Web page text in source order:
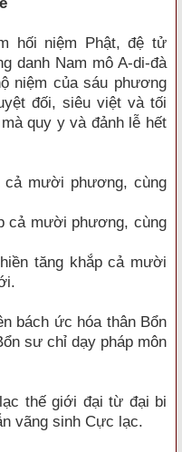
hối niệm Phật, đệ tử
danh Nam mô A-di-đà
niệm của sáu phương
đối, siêu việt và tối
quy y và đảnh lễ hết
mười phương, cùng
cả mười phương, cùng
tăng khắp cả mười
bách ức hóa thân Bổn
sư chỉ dạy pháp môn
thế giới đại từ đại bi
vãng sinh Cực lạc.